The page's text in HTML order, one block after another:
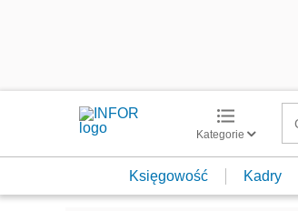
Kategorie
Księgowość Kadry